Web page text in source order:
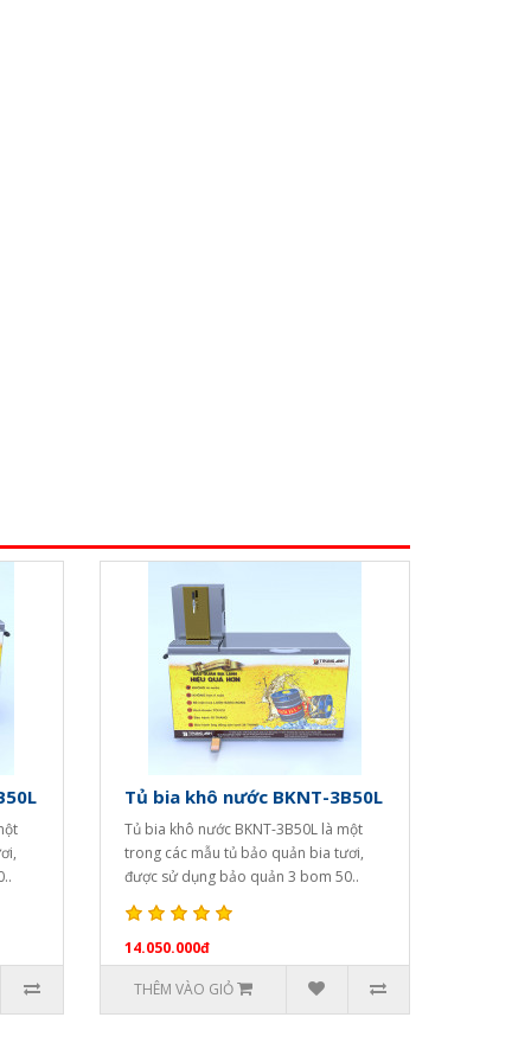
Tủ bia khô nước BKNT-3B50L
Tủ bia khô nước BKNT-3B50L là một
trong các mẫu tủ bảo quản bia tươi,
được sử dụng bảo quản 3 bom 50..
14.050.000đ
THÊM VÀO GIỎ